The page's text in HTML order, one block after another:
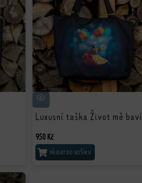
Luxusní taška Život mě baví
950 Kč
PŘIDAT DO KOŠÍKU